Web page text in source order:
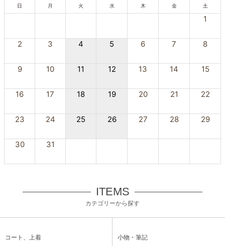
日 月 火 水 木 金 土
1
2 3 4 5 6 7 8
9 10 11 12 13 14 15
16 17 18 19 20 21 22
23 24 25 26 27 28 29
30 31
ITEMS
カテゴリーから探す
コート、上着 小物・筆記